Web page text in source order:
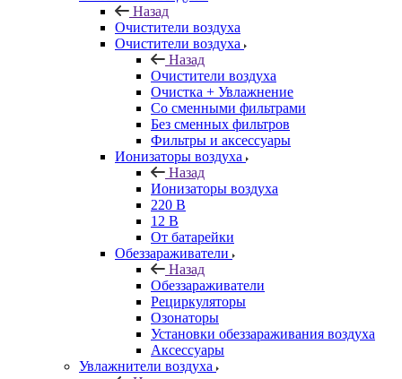
Назад
Очистители воздуха
Очистители воздуха
Назад
Очистители воздуха
Очистка + Увлажнение
Cо сменными фильтрами
Без сменных фильтров
Фильтры и аксессуары
Ионизаторы воздуха
Назад
Ионизаторы воздуха
220 В
12 В
От батарейки
Обеззараживатели
Назад
Обеззараживатели
Рециркуляторы
Озонаторы
Установки обеззараживания воздуха
Аксессуары
Увлажнители воздуха